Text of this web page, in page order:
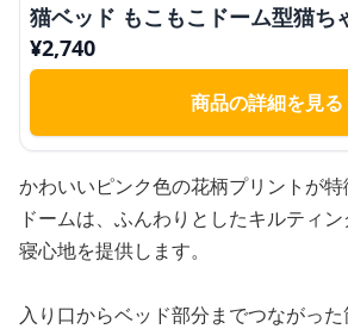
猫ベッド もこもこドーム型猫ち
¥2,740
商品の詳細を見る
かわいいピンク色の花柄プリントが
ドームは、ふんわりとしたキルティ
寝心地を提供します。
入り口からベッド部分までつながった